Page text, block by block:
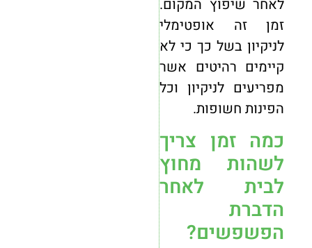
לאחר שיפוץ המקום.
זמן זה אופטימלי
לניקיון בשל כך כי לא
קיימים רהיטים אשר
מפריעים לניקיון וכל
הפינות חשופות.
כמה זמן צריך
לשהות מחוץ
לבית לאחר
הדברת
הפשפשים?